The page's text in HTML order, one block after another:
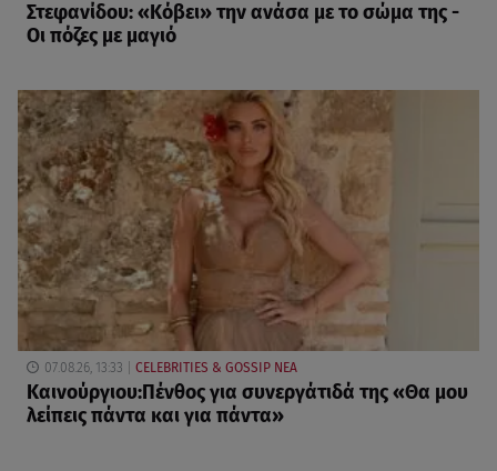
Στεφανίδου: «Κόβει» την ανάσα με το σώμα της -
Οι πόζες με μαγιό
07.08.26, 13:33 CELEBRITIES & GOSSIP ΝΕΑ
Καινούργιου:Πένθος για συνεργάτιδά της «Θα μου
λείπεις πάντα και για πάντα»